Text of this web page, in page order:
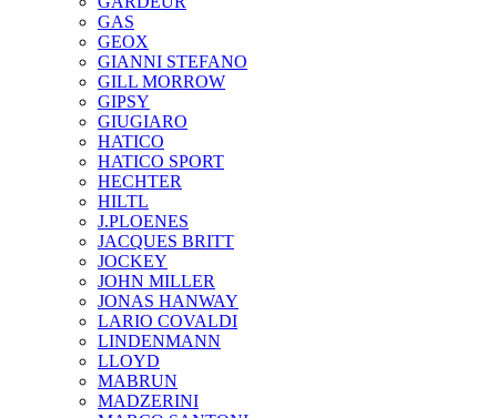
GAS
GEOX
GIANNI STEFANO
GILL MORROW
GIPSY
GIUGIARO
HATICO
HATICO SPORT
HECHTER
HILTL
J.PLOENES
JAСQUES BRITT
JOCKEY
JOHN MILLER
JONAS HANWAY
LARIO COVALDI
LINDENMANN
LLOYD
MABRUN
MADZERINI